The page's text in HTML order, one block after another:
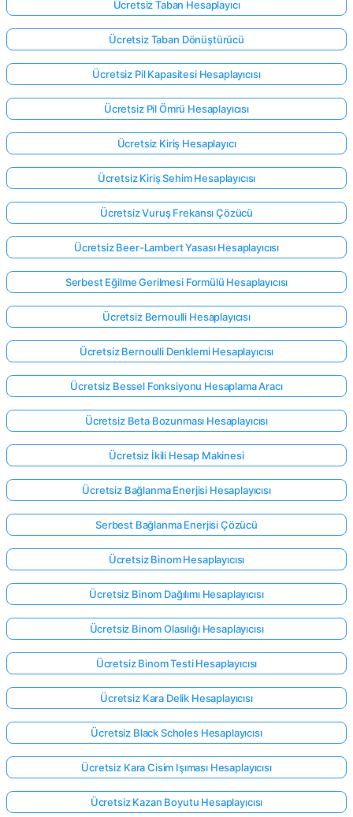
Ücretsiz Taban Hesaplayıcı
Ücretsiz Taban Dönüştürücü
Ücretsiz Pil Kapasitesi Hesaplayıcısı
Ücretsiz Pil Ömrü Hesaplayıcısı
Ücretsiz Kiriş Hesaplayıcı
Ücretsiz Kiriş Sehim Hesaplayıcısı
Ücretsiz Vuruş Frekansı Çözücü
Ücretsiz Beer-Lambert Yasası Hesaplayıcısı
Serbest Eğilme Gerilmesi Formülü Hesaplayıcısı
Ücretsiz Bernoulli Hesaplayıcısı
Ücretsiz Bernoulli Denklemi Hesaplayıcısı
Ücretsiz Bessel Fonksiyonu Hesaplama Aracı
Ücretsiz Beta Bozunması Hesaplayıcısı
Ücretsiz İkili Hesap Makinesi
Ücretsiz Bağlanma Enerjisi Hesaplayıcısı
Serbest Bağlanma Enerjisi Çözücü
Ücretsiz Binom Hesaplayıcısı
Ücretsiz Binom Dağılımı Hesaplayıcısı
Ücretsiz Binom Olasılığı Hesaplayıcısı
Ücretsiz Binom Testi Hesaplayıcısı
Ücretsiz Kara Delik Hesaplayıcısı
Ücretsiz Black Scholes Hesaplayıcısı
Ücretsiz Kara Cisim Işıması Hesaplayıcısı
Ücretsiz Kazan Boyutu Hesaplayıcısı